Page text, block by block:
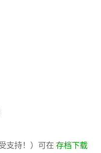
支持！）可在 存档下载